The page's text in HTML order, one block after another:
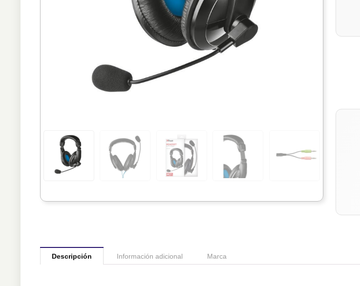
Descripción Información adicional Marca